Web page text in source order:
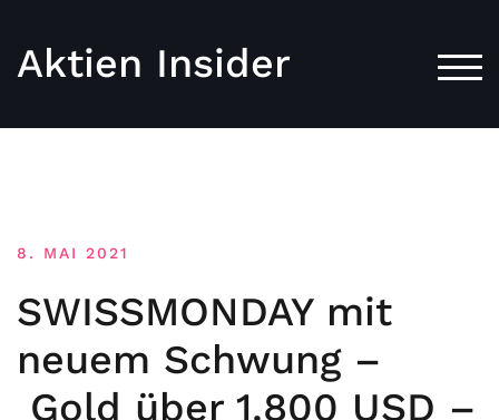
Aktien Insider
8. MAI 2021
SWISSMONDAY mit
neuem Schwung –
Gold über 1.800 USD –